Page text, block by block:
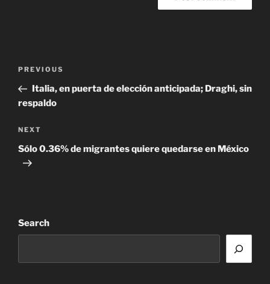
Previous
Post
PREVIOUS
Italia, en puerta de elección anticipada; Draghi, sin
respaldo
Next
Post
NEXT
Sólo 0.36% de migrantes quiere quedarse en México
Search